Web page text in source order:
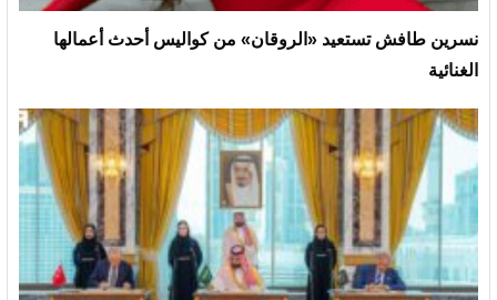
نسرين طافش تستعيد «الروقان» من كواليس أحدث أعمالها
الغنائية